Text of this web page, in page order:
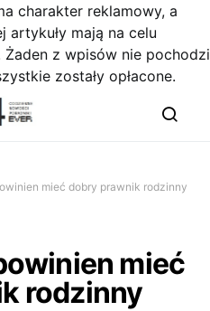
charakter reklamowy, a
artykuły mają na celu
z wpisów nie pochodzi
zostały opłacone.
mieć dobry prawnik rodzinny
mieć
rodzinny